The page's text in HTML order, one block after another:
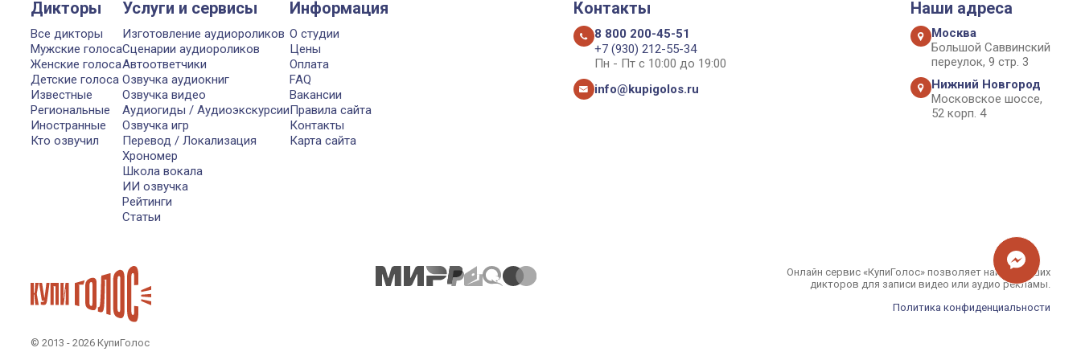
Дикторы
Все дикторы
Мужские голоса
Женские голоса
Детские голоса
Известные
Региональные
Иностранные
Кто озвучил
Услуги и сервисы
Изготовление аудиороликов
Сценарии аудиороликов
Автоответчики
Озвучка аудиокниг
Озвучка видео
Аудиогиды / Аудиоэкскурсии
Озвучка игр
Перевод / Локализация
Хрономер
Школа вокала
ИИ озвучка
Рейтинги
Статьи
Информация
О студии
Цены
Оплата
FAQ
Вакансии
Правила сайта
Контакты
Карта сайта
Контакты
8 800 200-45-51
+7 (930) 212-55-34
Пн - Пт с 10:00 до 19:00
info@kupigolos.ru
Наши адреса
Москва
Большой Саввинский
переулок, 9 стр. 3
Нижний Новгород
Московское шоссе,
52 корп. 4
© 2013 - 2026 КупиГолос
Онлайн сервис «КупиГолос» позволяет найти лучших
дикторов для записи видео или аудио рекламы.
Политика конфиденциальности